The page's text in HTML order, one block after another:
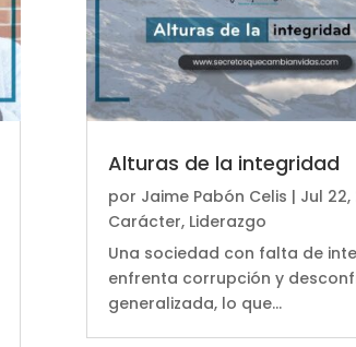
Alturas de la integridad
por Jaime Pabón Celis | Jul 22,
Carácter, Liderazgo
Una sociedad con falta de
enfrenta corrupción y
generalizada, lo que...